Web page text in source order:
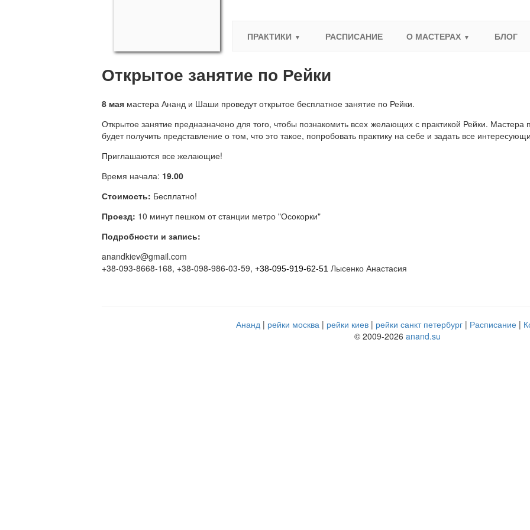
ПРАКТИКИ
РАСПИСАНИЕ О МАСТЕРАХ БЛОГ
Открытое занятие по Рейки
8 мая мастера Ананд и Шаши проведут открытое бесплатное занятие по Рейки.
Открытое занятие предназначено для того, чтобы познакомить всех желающих с практикой Рейки.
будет получить представление о том, что это такое, попробовать практику на себе и задать все
Приглашаются все желающие!
Время начала: 19.00
Стоимость: Бесплатно!
Проезд: 10 минут пешком от станции метро "Осокорки"
Подробности и запись:
anandkiev@gmail.com
+38-093-8668-168, +38-098-986-03-59, +38-095-919-62-51 Лысенко Анастасия
Ананд рейки москва рейки киев рейки санкт петербург Расписание
© 2009-2026 anand.su